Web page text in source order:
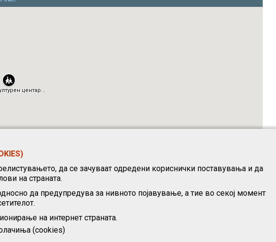
да се зачуваат одредени кориснички поставувања и да
на страната.
да предупредува за нивното појавување, а тие во секој момент
на интернет страната.
(cookies)